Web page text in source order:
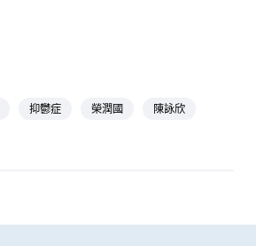
抑鬱症 榮潤國
陳詠欣